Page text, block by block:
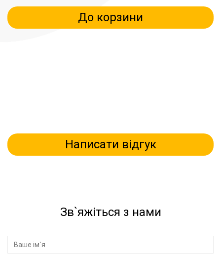
До корзини
Написати відгук
Зв`яжіться з нами